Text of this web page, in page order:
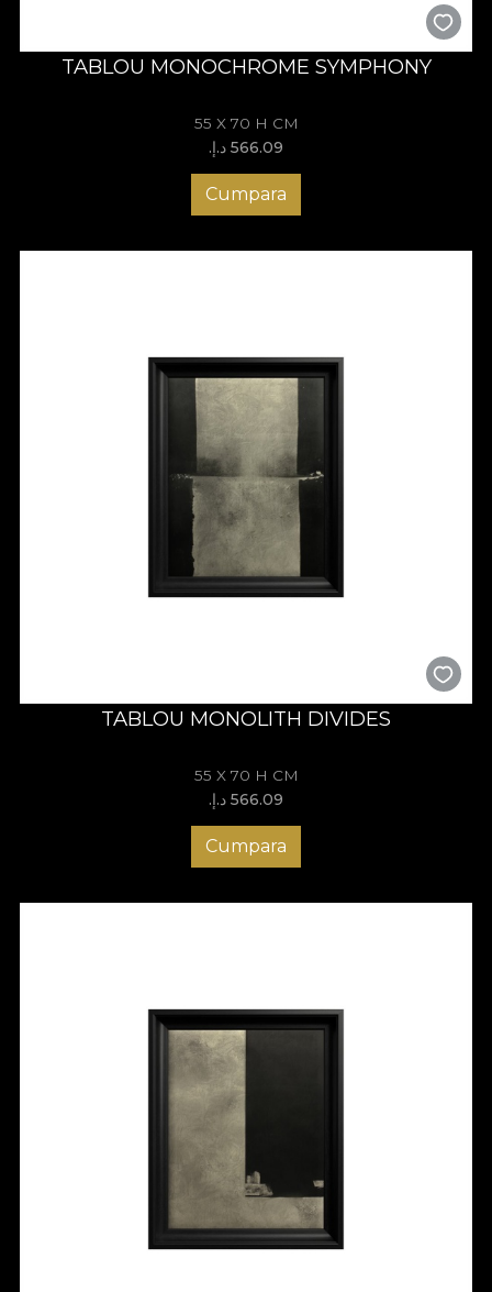
TABLOU MONOCHROME SYMPHONY
55 X 70 H CM
566.09 د.إ.‏
Cumpara
TABLOU MONOLITH DIVIDES
55 X 70 H CM
566.09 د.إ.‏
Cumpara